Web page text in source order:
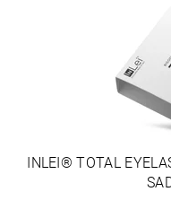
INLEI® TOTAL